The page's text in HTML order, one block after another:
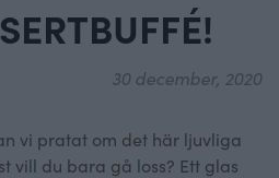
30 december, 2020
vi pratat om det här ljuvliga
vill du bara gå loss? Ett glas